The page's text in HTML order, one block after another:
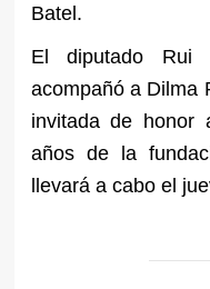
Batel.
El diputado Rui
acompañó a Dilma
invitada de honor
años de la
llevará a cabo el